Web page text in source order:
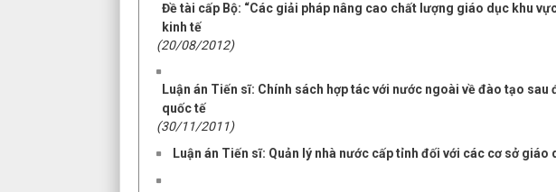
Đề tài cấp Bộ: “Các giải pháp nâng cao chất lượng giáo dục khu
kinh tế
(20/08/2012)
Luận án Tiến sĩ: Chính sách hợp tác với nước ngoài về đào tạo
quốc tế
(30/11/2011)
Luận án Tiến sĩ: Quản lý nhà nước cấp tỉnh đối với các cơ sở